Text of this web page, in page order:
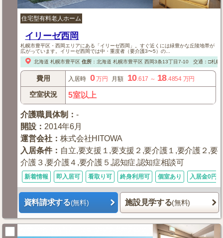
住宅型有料老人ホーム
イリーゼ西岡
札幌市豊平区・西岡エリアにある「イリーゼ西岡」。すぐ近くには緑豊かな丘陵地帯が
広がっています。イリーゼ西岡では中・重度者（要介護3〜5）の...
北海道 札幌市豊平区 住所： 北海道 札幌市豊平区西岡3条13丁目7-10 交通：□札幌
費用 入居時 0万円 月額 10 .617 ～ 18 .4854 万円
空室状況 5室以上
介護職員体制 ：-
開設 ： 2014年6月
運営会社 ：株式会社HITOWA
入居条件： 自立,要支援１,要支援２,要介護１,要介護２,要
介護３,要介護４,要介護５,認知症,認知症相談可
新着情報 即入居可 看取り可 終身利用可 個室あり 入居金0円
資料請求する(無料) 施設見学する(無料)